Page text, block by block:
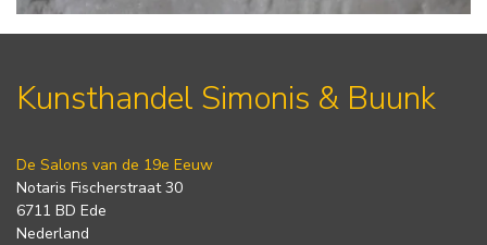
Kunsthandel Simonis & Buunk
De Salons van de 19e Eeuw
Notaris Fischerstraat 30
6711 BD Ede
Nederland